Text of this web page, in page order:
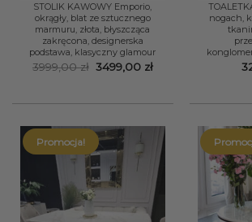
STOLIK KAWOWY Emporio,
okrągły, blat ze sztucznego
marmuru, złota, błyszcząca
zakręcona, designerska
podstawa, klasyczny glamour
3999,00zł Pierwotna
3499,00 złAktualna
nogach,
Promocja!